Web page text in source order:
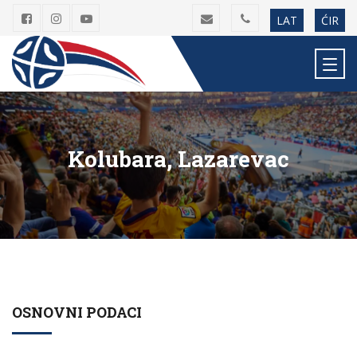
LAT ĆIR
Kolubara, Lazarevac
OSNOVNI PODACI